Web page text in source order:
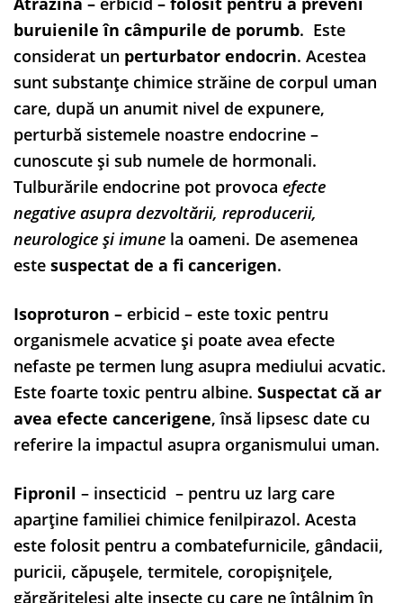
buruienile în câmpurile de porumb. Este
considerat un perturbator endocrin. Acestea
sunt substanțe chimice străine de corpul uman
care, după un anumit nivel de expunere,
perturbă sistemele noastre endocrine –
cunoscute și sub numele de hormonali.
Tulburările endocrine pot provoca efecte
negative asupra dezvoltării, reproducerii,
neurologice și imune la oameni. De asemenea
este suspectat de a fi cancerigen.
Isoproturon – erbicid – este toxic pentru
organismele acvatice și poate avea efecte
nefaste pe termen lung asupra mediului acvatic.
Este foarte toxic pentru albine. Suspectat că ar
avea efecte cancerigene, însă lipsesc date cu
referire la impactul asupra organismului uman.
Fipronil – insecticid – pentru uz larg care
aparține familiei chimice fenilpirazol. Acesta
este folosit pentru a combatefurnicile, gândacii,
puricii, căpușele, termitele, coropișnițele,
gărgărițeleși alte insecte cu care ne întâlnim în